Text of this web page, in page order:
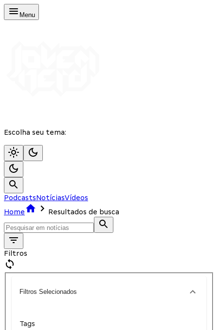
Menu
Escolha seu tema:
PodcastsNotíciasVídeos
Home
Resultados de busca
Filtros
Filtros Selecionados
Tags